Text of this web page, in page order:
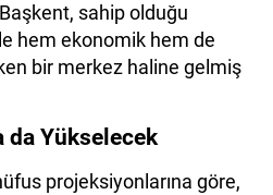
sahip olduğu
hem ekonomik hem de
bir merkez haline gelmiş
da Yükselecek
projeksiyonlarına göre,